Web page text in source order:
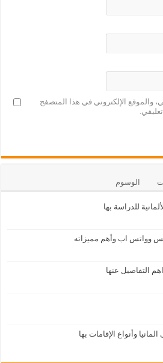
والموقع الإلكتروني في هذا المتصفح
الوسوم
للدراسة بها
وواتس اب وأهم مميزاته
وأنواع الإقامات بها